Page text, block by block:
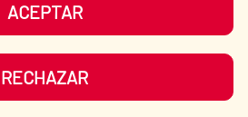
ACEPTAR
RECHAZAR
DATA PROTECTION
SITEMAP